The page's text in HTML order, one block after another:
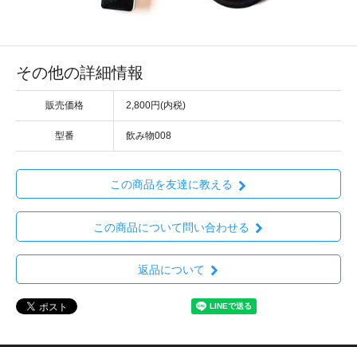
その他の詳細情報
販売価格 2,800円(内税)
型番 飲み物008
この商品を友達に教える
この商品について問い合わせる
返品について